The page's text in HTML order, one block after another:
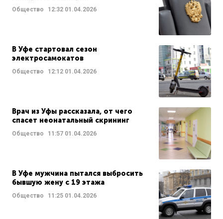
Общество 12:32 01.04.2026
В Уфе стартовал сезон
электросамокатов
Общество 12:12 01.04.2026
Врач из Уфы рассказала, от чего
спасет неонатальный скрининг
Общество 11:57 01.04.2026
В Уфе мужчина пытался выбросить
бывшую жену с 19 этажа
Общество 11:25 01.04.2026